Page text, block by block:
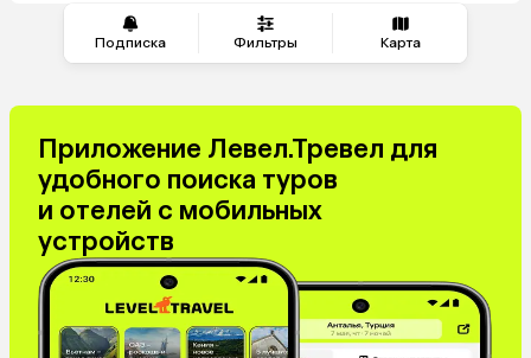
Подписка Фильтры Карта
Приложение Левел.Тревел для
удобного поиска туров
и отелей с мобильных
устройств